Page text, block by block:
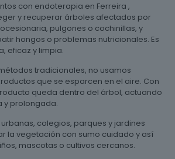
con endoterapia en Ferreira ,
y recuperar árboles afectados por
pulgones o cochinillas, y
hongos o problemas nutricionales. Es
eficaz y limpia.
tradicionales, no usamos
que se esparcen en el aire. Con
queda dentro del árbol, actuando
y prolongada.
colegios, parques y jardines
la vegetación con sumo cuidado y así
mascotas o cultivos cercanos.